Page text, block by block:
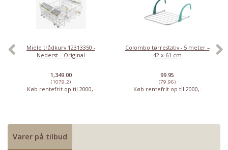
Miele trådkurv 12313350 -
Nederst – Original
1,349.00
(1079.2)
Køb rentefrit op til 2000,-
Colombo tørrestativ - 5 meter –
42 x 61 cm
99.95
(79.96)
Køb rentefrit op til 2000,-
Varer på tilbud